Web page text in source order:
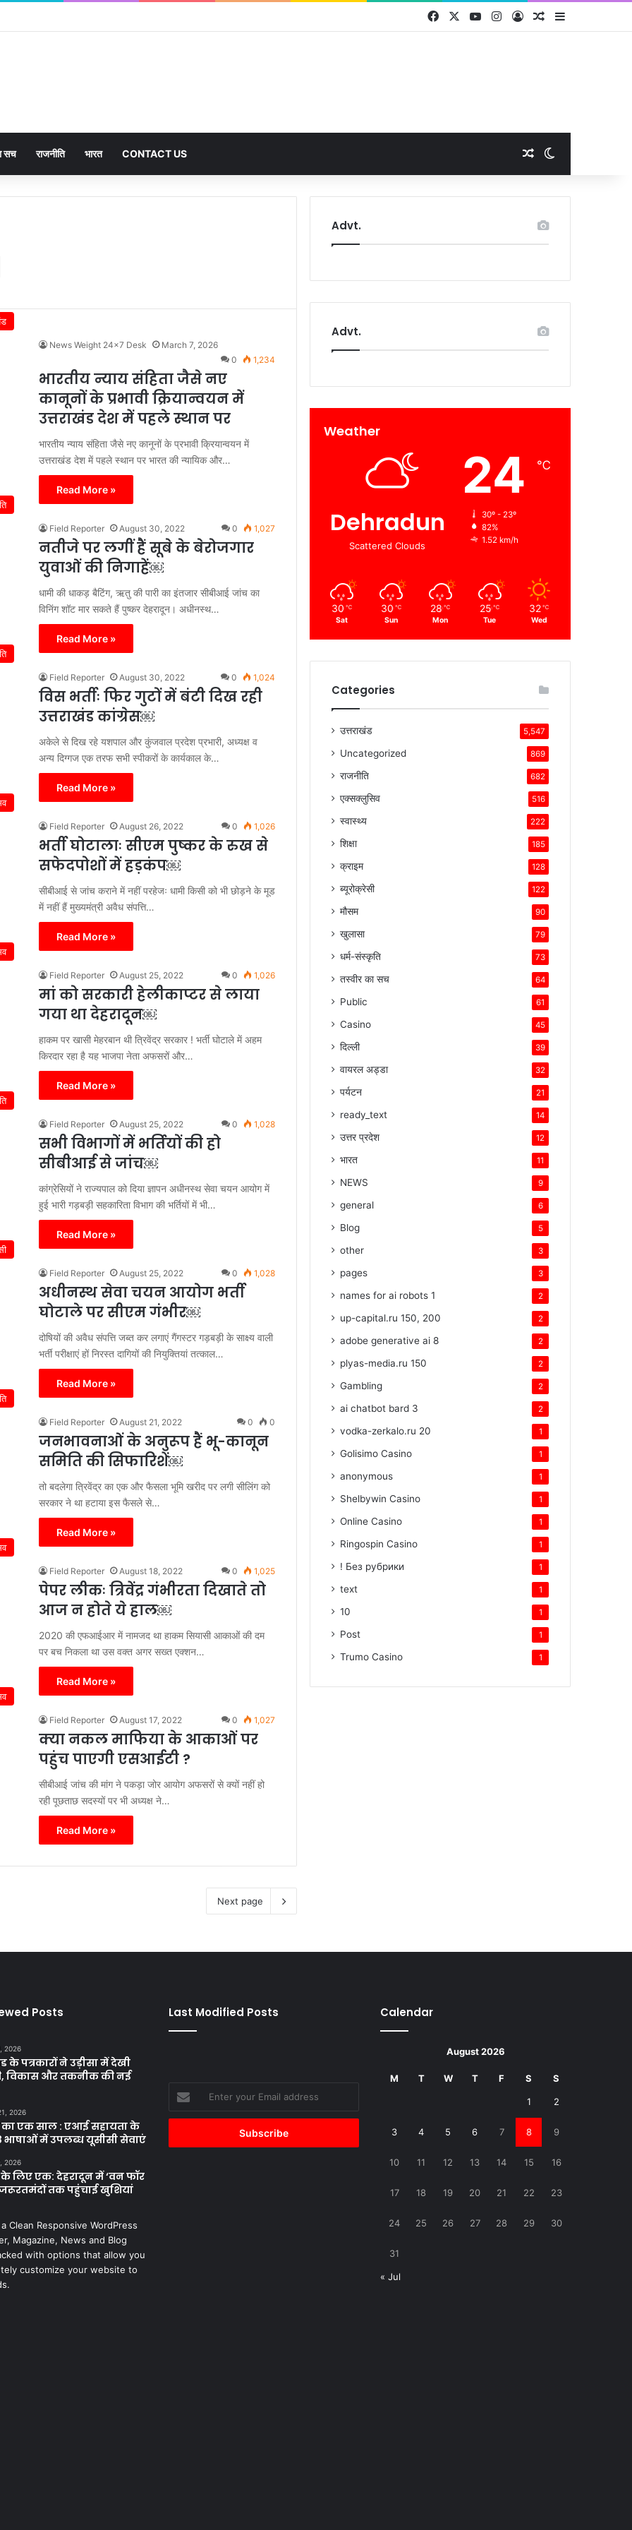
Facebook YouTubeInstagram
Log InRandom Article
सच राजनीति भारत CONTACT US Random Article
News Weight 24x7 Desk
March 7, 2026
0
1,234
भारतीय न्याय संहिता जैसे नए
कानूनों के प्रभावी क्रियान्वयन में
उत्तराखंड देश में पहले स्थान पर
भारतीय न्याय संहिता जैसे नए कानूनों के प्रभावी क्रियान्वयन में
उत्तराखंड देश में पहले स्थान पर ​भारत की न्यायिक और…
Read More »
Field Reporter August 30, 2022 0 1,027
नतीजे पर लगीं हैं सूबे के बेरोजगार
युवाओं की निगाहें￼
धामी की धाकड़ बैटिंग, ऋतु की पारी का इंतजार सीबीआई जांच का
विनिंग शॉट मार सकते हैं पुष्कर देहरादून। अधीनस्थ…
Read More »
Field Reporter August 30, 2022 0 1,024
विस भर्तीः फिर गुटों में बंटी दिख रही
उत्तराखंड कांग्रेस￼
अकेले से दिख रहे यशपाल और कुंजवाल प्रदेश प्रभारी, अध्यक्ष व
अन्य दिग्गज एक तरफ सभी स्पीकरों के कार्यकाल के…
Read More »
Field Reporter August 26, 2022 0 1,026
भर्ती घोटालाः सीएम पुष्कर के रुख से
सफेदपोशों में हड़कंप￼
सीबीआई से जांच कराने में नहीं परहेजः धामी किसी को भी छोड़ने के मूड
में नहीं हैं मुख्यमंत्री अवैध संपत्ति…
Read More »
Field Reporter August 25, 2022 0 1,026
मां को सरकारी हेलीकाप्टर से लाया
गया था देहरादून￼
हाकम पर खासी मेहरबान थी त्रिवेंद्र सरकार ! भर्ती घोटाले में अहम
किरदार रहा है यह भाजपा नेता अफसरों और…
Read More »
Field Reporter August 25, 2022 0 1,028
सभी विभागों में भर्तियों की हो
सीबीआई से जांच￼
कांग्रेसियों ने राज्यपाल को दिया ज्ञापन अधीनस्थ सेवा चयन आयोग में
हुई भारी गड़बड़ी सहकारिता विभाग की भर्तियों में भी…
Read More »
Field Reporter August 25, 2022 0 1,028
अधीनस्थ सेवा चयन आयोग भर्ती
घोटाले पर सीएम गंभीर￼
दोषियों की अवैध संपत्ति जब्त कर लगाएं गैंगस्टर गड़बड़ी के साक्ष्य वाली
भर्ती परीक्षाएं हों निरस्त दागियों की नियुक्तियां तत्काल…
Read More »
Field Reporter August 21, 2022 0 0
जनभावनाओं के अनुरूप हैं भू-कानून
समिति की सिफारिशें￼
तो बदलेगा त्रिवेंद्र का एक और फैसला भूमि खरीद पर लगी सीलिंग को
सरकार ने था हटाया इस फैसले से…
Read More »
Field Reporter August 18, 2022 0 1,025
पेपर लीकः त्रिवेंद्र गंभीरता दिखाते तो
आज न होते ये हाल￼
2020 की एफआईआर में नामजद था हाकम सियासी आकाओं की दम
पर बच निकला था उस वक्त अगर सख्त एक्शन…
Read More »
Field Reporter August 17, 2022 0 1,027
क्या नकल माफिया के आकाओं पर
पहुंच पाएगी एसआईटी ?
सीबीआई जांच की मांग ने पकड़ा जोर आयोग अफसरों से क्यों नहीं हो
रही पूछताछ सदस्यों पर भी अध्यक्ष ने…
Read More »
Next page
Advt.
Advt.
Weather
Dehradun
Scattered Clouds
24 ℃
30º - 23º
82%
1.52 km/h
30 ℃
Sat
30 ℃
Sun
28 ℃
Mon
25 ℃
Tue
32 ℃
Wed
Categories
उत्तराखंड 5,547
Uncategorized 869
राजनीति 682
एक्सक्लुसिव 516
स्वास्थ्य 222
शिक्षा 185
क्राइम 128
ब्यूरोक्रेसी 122
मौसम 90
खुलासा 79
धर्म-संस्कृति 73
तस्वीर का सच 64
Public 61
Casino 45
दिल्ली 39
वायरल अड्डा 32
पर्यटन 21
ready_text 14
उत्तर प्रदेश 12
भारत 11
NEWS 9
general 6
Blog 5
other 3
pages 3
names for ai robots 1 2
up-capital.ru 150, 200 2
adobe generative ai 8 2
plyas-media.ru 150 2
Gambling 2
ai chatbot bard 3 2
vodka-zerkalo.ru 20 1
Golisimo Casino 1
anonymous 1
Shelbywin Casino 1
Online Casino 1
Ringospin Casino 1
! Без рубрики 1
text 1
10 1
Post 1
Trumo Casino 1
Posts
2026
के पत्रकारों ने उड़ीसा में देखी
विकास और तकनीक की नई
2026
का एक साल : एआई सहायता के
भाषाओं में उपलब्ध यूसीसी सेवाएं
2026
लिए एक: देहरादून में ‘वन फॉर
तक पहुंचाई खुशियां
Clean Responsive WordPress
Magazine, News and Blog
with options that allow you
customize your website to
Last Modified Posts
your
Email
Calendar
August 2026
M T W T F S S
1 2
3 4 5 6 7 8 9
10 11 12 13 14 15 16
17 18 19 20 21 22 23
24 25 26 27 28 29 30
31
« Jul